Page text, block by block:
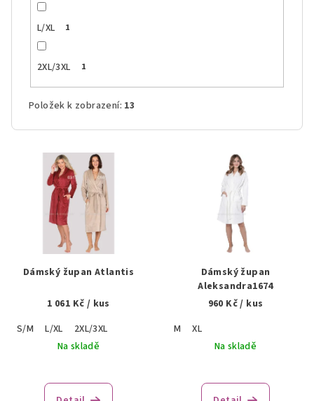
L/XL 1
2XL/3XL 1
Položek k zobrazení: 13
Dámský župan Atlantis
1 061 Kč / kus
S/M
L/XL
2XL/3XL
Na skladě
Dámský župan
Aleksandra1674
960 Kč/ kus
M
XL
Na skladě